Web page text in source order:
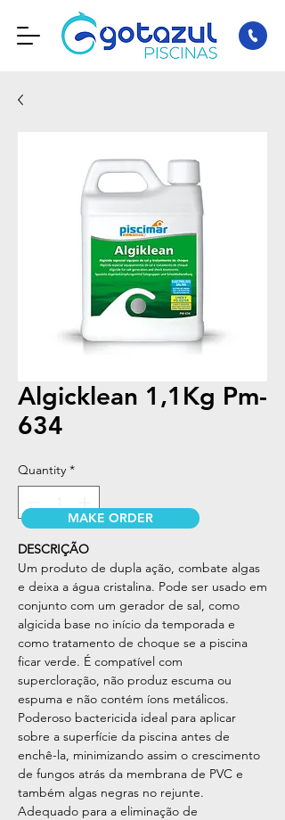
Algicklean 1,1Kg Pm-
634
Quantity *
DESCRIÇÃO
Um produto de dupla ação, combate algas
e deixa a água cristalina. Pode ser usado em
conjunto com um gerador de sal, como
algicida base no início da temporada e
como tratamento de choque se a piscina
ficar verde. É compatível com
supercloração, não produz escuma ou
espuma e não contém íons metálicos.
Poderoso bactericida ideal para aplicar
sobre a superfície da piscina antes de
enchê-la, minimizando assim o crescimento
de fungos atrás da membrana de PVC e
também algas negras no rejunte.
Adequado para a eliminação de
MAKE ORDER